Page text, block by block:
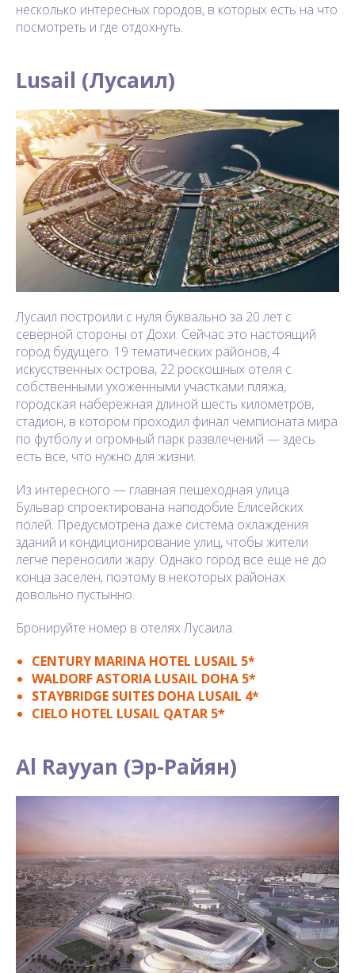
несколько интересных городов, в которых есть на что
посмотреть и где отдохнуть.
Lusail (Лусаил)
Лусаил построили с нуля буквально за 20 лет с
северной стороны от Дохи. Сейчас это настоящий
город будущего. 19 тематических районов, 4
искусственных острова, 22 роскошных отеля с
собственными ухоженными участками пляжа,
городская набережная длиной шесть километров,
стадион, в котором проходил финал чемпионата мира
по футболу и огромный парк развлечений — здесь
есть все, что нужно для жизни.
Из интересного — главная пешеходная улица
Бульвар спроектирована наподобие Елисейских
полей. Предусмотрена даже система охлаждения
зданий и кондиционирование улиц, чтобы жители
легче переносили жару. Однако город все еще не до
конца заселен, поэтому в некоторых районах
довольно пустынно.
Бронируйте номер в отелях Лусаила:
CENTURY MARINA HOTEL LUSAIL 5*
WALDORF ASTORIA LUSAIL DOHA 5*
STAYBRIDGE SUITES DOHA LUSAIL 4*
CIELO HOTEL LUSAIL QATAR 5*
Al Rayyan (Эр-Райян)